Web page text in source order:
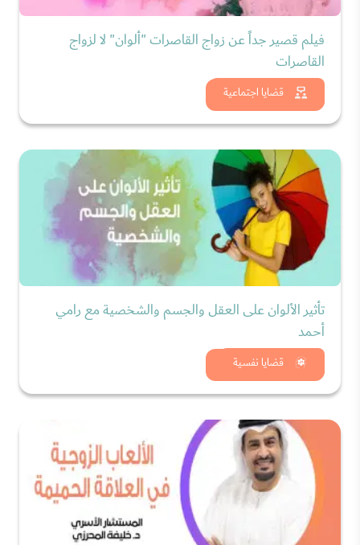
قضايا اجتماعية
فيلم قصير جداً عن زواج القاصرات "ألوان" لا لزواج
القاصرات
شاهد الان
قضايا نفسية
تأثير الألوان على العقل والجسم والشخصية مع رامي
أحمد
شاهد الان